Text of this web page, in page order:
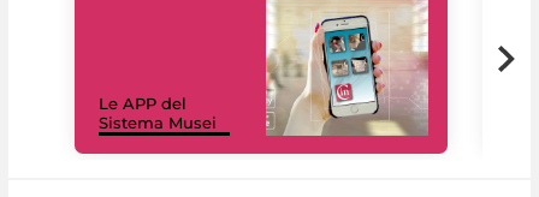
Le APP del
Sistema Musei